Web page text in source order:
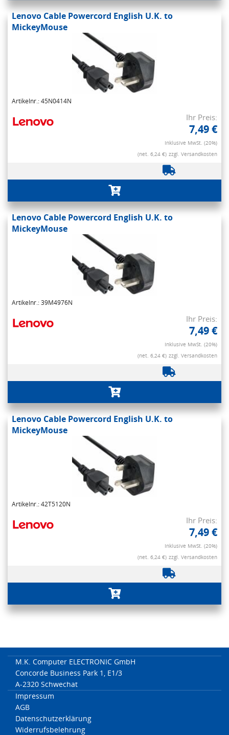
Lenovo Cable Powercord English U.K. to
MickeyMouse
Artikelnr.: 45N0414N
Ihr Preis:
7,49 €
Inklusive MwSt. (20%)
(net. 6,24 €) zzgl. Versandkosten
Lenovo Cable Powercord English U.K. to
MickeyMouse
Artikelnr.: 39M4976N
Ihr Preis:
7,49 €
Inklusive MwSt. (20%)
(net. 6,24 €) zzgl. Versandkosten
Lenovo Cable Powercord English U.K. to
MickeyMouse
Artikelnr.: 42T5120N
Ihr Preis:
7,49 €
Inklusive MwSt. (20%)
(net. 6,24 €) zzgl. Versandkosten
M.K. Computer ELECTRONIC GmbH
Concorde Business Park 1, E1/3
A-2320 Schwechat
Impressum
AGB
Datenschutzerklärung
Widerrufsbelehrung